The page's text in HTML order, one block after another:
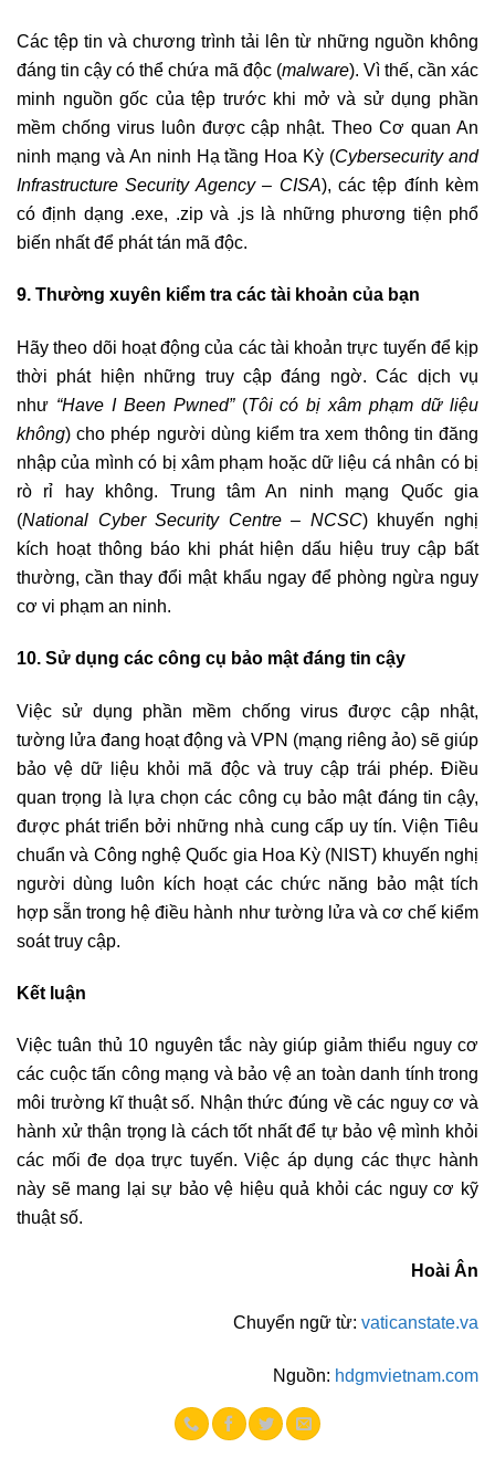
Các tệp tin và chương trình tải lên từ những nguồn không
đáng tin cậy có thể chứa mã độc (malware). Vì thế, cần xác
minh nguồn gốc của tệp trước khi mở và sử dụng phần
mềm chống virus luôn được cập nhật. Theo Cơ quan An
ninh mạng và An ninh Hạ tầng Hoa Kỳ (Cybersecurity and
Infrastructure Security Agency – CISA), các tệp đính kèm
có định dạng .exe, .zip và .js là những phương tiện phổ
biến nhất để phát tán mã độc.
9. Thường xuyên kiểm tra các tài khoản của bạn
Hãy theo dõi hoạt động của các tài khoản trực tuyến để kịp
thời phát hiện những truy cập đáng ngờ. Các dịch vụ
như “Have I Been Pwned”(Tôi có bị xâm phạm dữ liệu
không) cho phép người dùng kiểm tra xem thông tin đăng
nhập của mình có bị xâm phạm hoặc dữ liệu cá nhân có bị
rò rỉ hay không. Trung tâm An ninh mạng Quốc gia
(National Cyber Security Centre – NCSC) khuyến nghị
kích hoạt thông báo khi phát hiện dấu hiệu truy cập bất
thường, cần thay đổi mật khẩu ngay để phòng ngừa nguy
cơ vi phạm an ninh.
10. Sử dụng các công cụ bảo mật đáng tin cậy
Việc sử dụng phần mềm chống virus được cập nhật,
tường lửa đang hoạt động và VPN (mạng riêng ảo) sẽ giúp
bảo vệ dữ liệu khỏi mã độc và truy cập trái phép. Điều
quan trọng là lựa chọn các công cụ bảo mật đáng tin cậy,
được phát triển bởi những nhà cung cấp uy tín. Viện Tiêu
chuẩn và Công nghệ Quốc gia Hoa Kỳ (NIST) khuyến nghị
người dùng luôn kích hoạt các chức năng bảo mật tích
hợp sẵn trong hệ điều hành như tường lửa và cơ chế kiểm
soát truy cập.
Kết luận
Việc tuân thủ 10 nguyên tắc này giúp giảm thiểu nguy cơ
các cuộc tấn công mạng và bảo vệ an toàn danh tính trong
môi trường kĩ thuật số. Nhận thức đúng về các nguy cơ và
hành xử thận trọng là cách tốt nhất để tự bảo vệ mình khỏi
các mối đe dọa trực tuyến. Việc áp dụng các thực hành
này sẽ mang lại sự bảo vệ hiệu quả khỏi các nguy cơ kỹ
thuật số.
Hoài Ân
Chuyển ngữ từ: vaticanstate.va
Nguồn: hdgmvietnam.com